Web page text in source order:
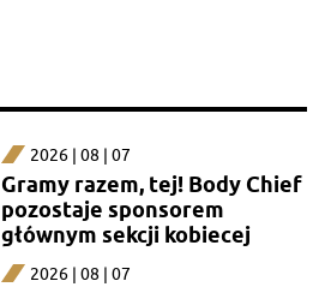
2026 | 08 | 07
Gramy razem, tej! Body Chief
pozostaje sponsorem
głównym sekcji kobiecej
2026 | 08 | 07